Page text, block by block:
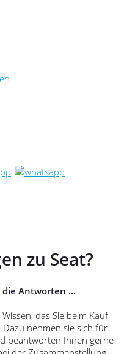
zu Seat?
die Antworten …
das Sie beim Kauf
nehmen sie sich für
beantworten Ihnen gerne